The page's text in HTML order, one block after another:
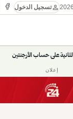
personتسجيل الدخول
على حساب الأرجنتين
إعلان